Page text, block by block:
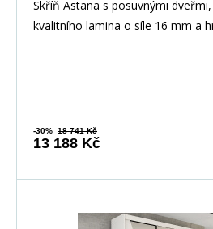
Skříň Astana s posuvnými
kvalitního lamina o síle 16 mm a
-30% 18 741 Kč
13 188 Kč